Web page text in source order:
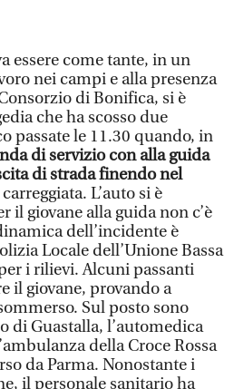
essere come tante, in un
nei campi e alla presenza
di Bonifica, si è
che ha scosso due
passate le 11.30 quando, in
di servizio con alla guida
di strada finendo nel
L’auto si è
il giovane alla guida non c’è
dell’incidente è
Locale dell’Unione Bassa
i rilievi. Alcuni passanti
il giovane, provando a
Sul posto sono
di Guastalla, l’automedica
della Croce Rossa
da Parma. Nonostante i
il personale sanitario ha